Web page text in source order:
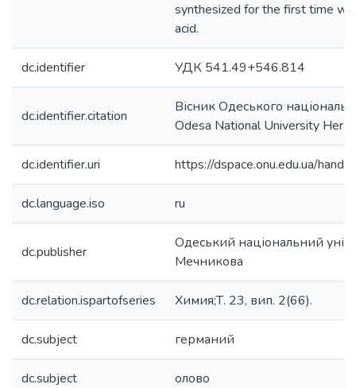
synthesized for the first time
acid.
dc.identifier УДК 541.49+546.814
dc.identifier.citation
Вісник Одеського
Odesa National University
dc.identifier.uri https://dspace.onu.edu.ua/
dc.language.iso ru
dc.publisher
Одеський національний
Мечникова
dc.relation.ispartofseries Химия;Т. 23, вип. 2(66).
dc.subject германий
dc.subject олово